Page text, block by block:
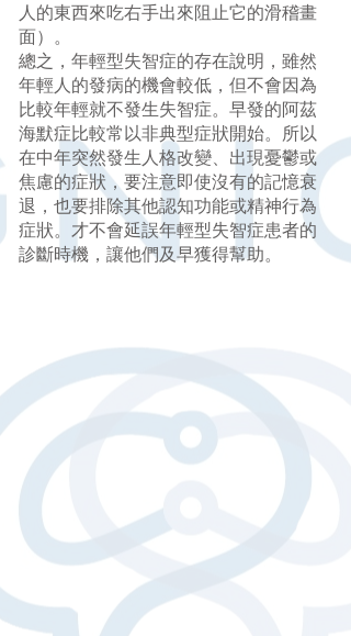
人的東西來吃右手出來阻止它的滑稽畫
面）。
總之，年輕型失智症的存在說明，雖然
年輕人的發病的機會較低，但不會因為
比較年輕就不發生失智症。早發的阿茲
海默症比較常以非典型症狀開始。所以
在中年突然發生人格改變、出現憂鬱或
焦慮的症狀，要注意即使沒有的記憶衰
退，也要排除其他認知功能或精神行為
症狀。才不會延誤年輕型失智症患者的
診斷時機，讓他們及早獲得幫助。